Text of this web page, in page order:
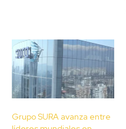
Grupo SURA avanza entre